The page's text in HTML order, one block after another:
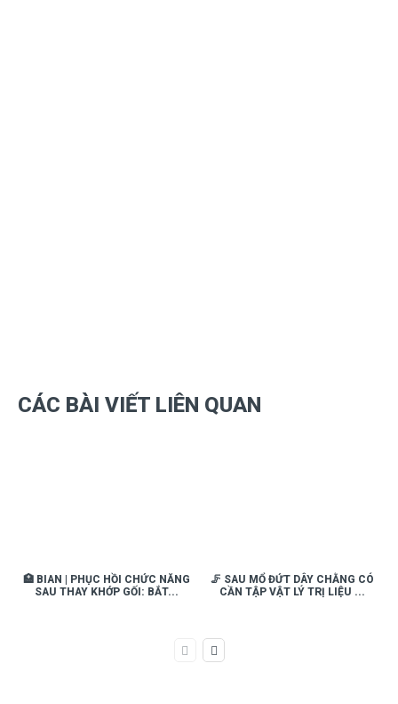
CÁC BÀI VIẾT LIÊN QUAN
🏥 BIAN | PHỤC HỒI CHỨC NĂNG
SAU THAY KHỚP GỐI: BẮT...
🦵 SAU MỔ ĐỨT DÂY CHẰNG CÓ
CẦN TẬP VẬT LÝ TRỊ LIỆU ...